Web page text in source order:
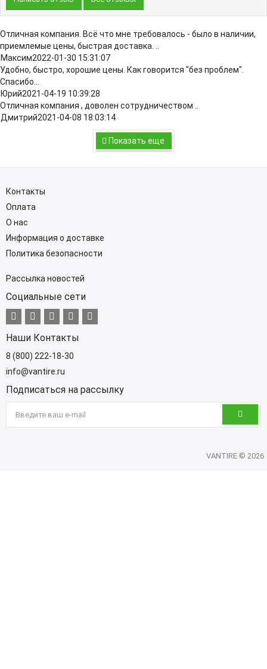
Отличная компания. Всё что мне требовалось - было в наличии,
приемлемые цены, быстрая доставка. ..
2022-01-30 15:31:07
Удобно, быстро, хорошие цены. Как говорится "без проблем".
Спасибо...
2021-04-19 10:39:28
Отличная компания , доволен сотрудничеством ..
2021-04-08 18:03:14
Показать еще
Контакты
Оплата
О нас
Информация о доставке
Политика безопасности
Рассылка новостей
Социальные сети
Наши Контакты
8 (800) 222-18-30
info@vantire.ru
Подписаться на рассылку
VANTIRE © 2026